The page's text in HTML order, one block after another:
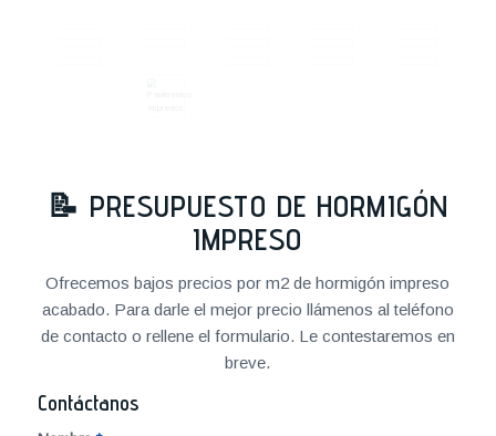
📝 PRESUPUESTO DE HORMIGÓN
IMPRESO
Ofrecemos bajos precios por m2 de hormigón impreso
acabado. Para darle el mejor precio llámenos al teléfono
de contacto o rellene el formulario. Le contestaremos en
breve.
Contáctanos